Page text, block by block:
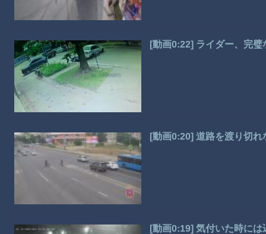
[動画0:22] ライダー、完
[動画0:20] 道路を渡り切
[動画0:19] 気付いた時に